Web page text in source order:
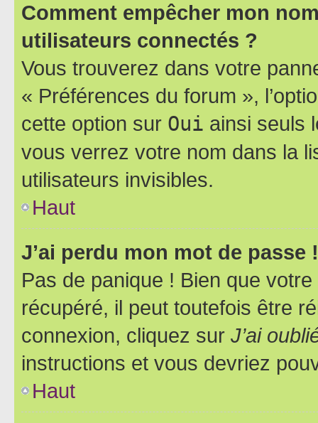
Comment empêcher mon
utilisateurs connectés ?
Vous trouverez dans votre
« Préférences du forum »,
cette option sur Oui ainsi seuls
vous verrez votre nom dans la
utilisateurs invisibles.
Haut
J’ai perdu mon mot de passe !
Pas de panique ! Bien que
récupéré, il peut toutefois être
connexion, cliquez sur J’ai
instructions et vous devriez
Haut